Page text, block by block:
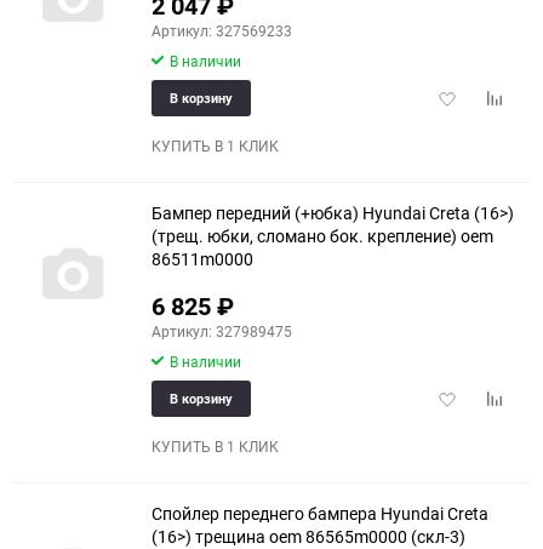
Артикул: 327569233
В наличии
Добавить
В корзину
КУПИТЬ В 1 КЛИК
Бампер передний (+юбка) Hyundai Creta (16>)
(трещ. юбки, сломано бок. крепление) oem
86511m0000
6 825₽
Артикул: 327989475
В наличии
Добавить
В корзину
КУПИТЬ В 1 КЛИК
Спойлер переднего бампера Hyundai Creta
(16>) трещина oem 86565m0000 (скл-3)